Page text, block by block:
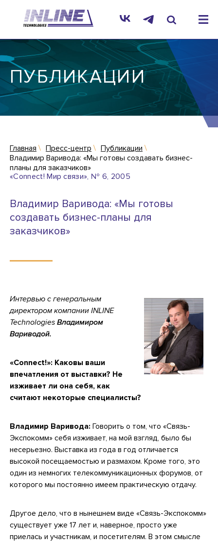
ПУБЛИКАЦИИ
Главная Пресс-центр
Публикации
Владимир Варивода: «Мы готовы создавать бизнес-
планы для заказчиков»
«Connect! Мир связи», № 6, 2005
Владимир Варивода: «Мы готовы
создавать бизнес-планы для
заказчиков»
Интервью с генеральным
директором компании INLINE
Technologies Владимиром
Вариводой.
«Connect!»: Каковы ваши
впечатления от выставки? Не
изживает ли она себя, как
считают некоторые специалисты?
Владимир Варивода: Говорить о том, что «Связь-
Экспокомм» себя изживает, на мой взгляд, было бы
несерьезно. Выставка из года в год отличается
высокой посещаемостью и размахом. Кроме того, это
один из немногих телекоммуникационных форумов, от
которого мы постоянно имеем практическую отдачу.
Другое дело, что в нынешнем виде «Связь-Экспокомм»
существует уже 17 лет и, наверное, просто уже
приелась и участникам, и посетителям. В этом смысле